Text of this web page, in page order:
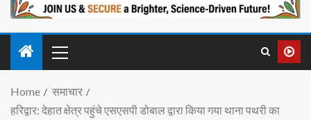
Home
समाचार
हरिद्वार: देहात क्षेत्र पहुंचे एसएसपी डोबाल द्वारा किया गया थाना पथरी का